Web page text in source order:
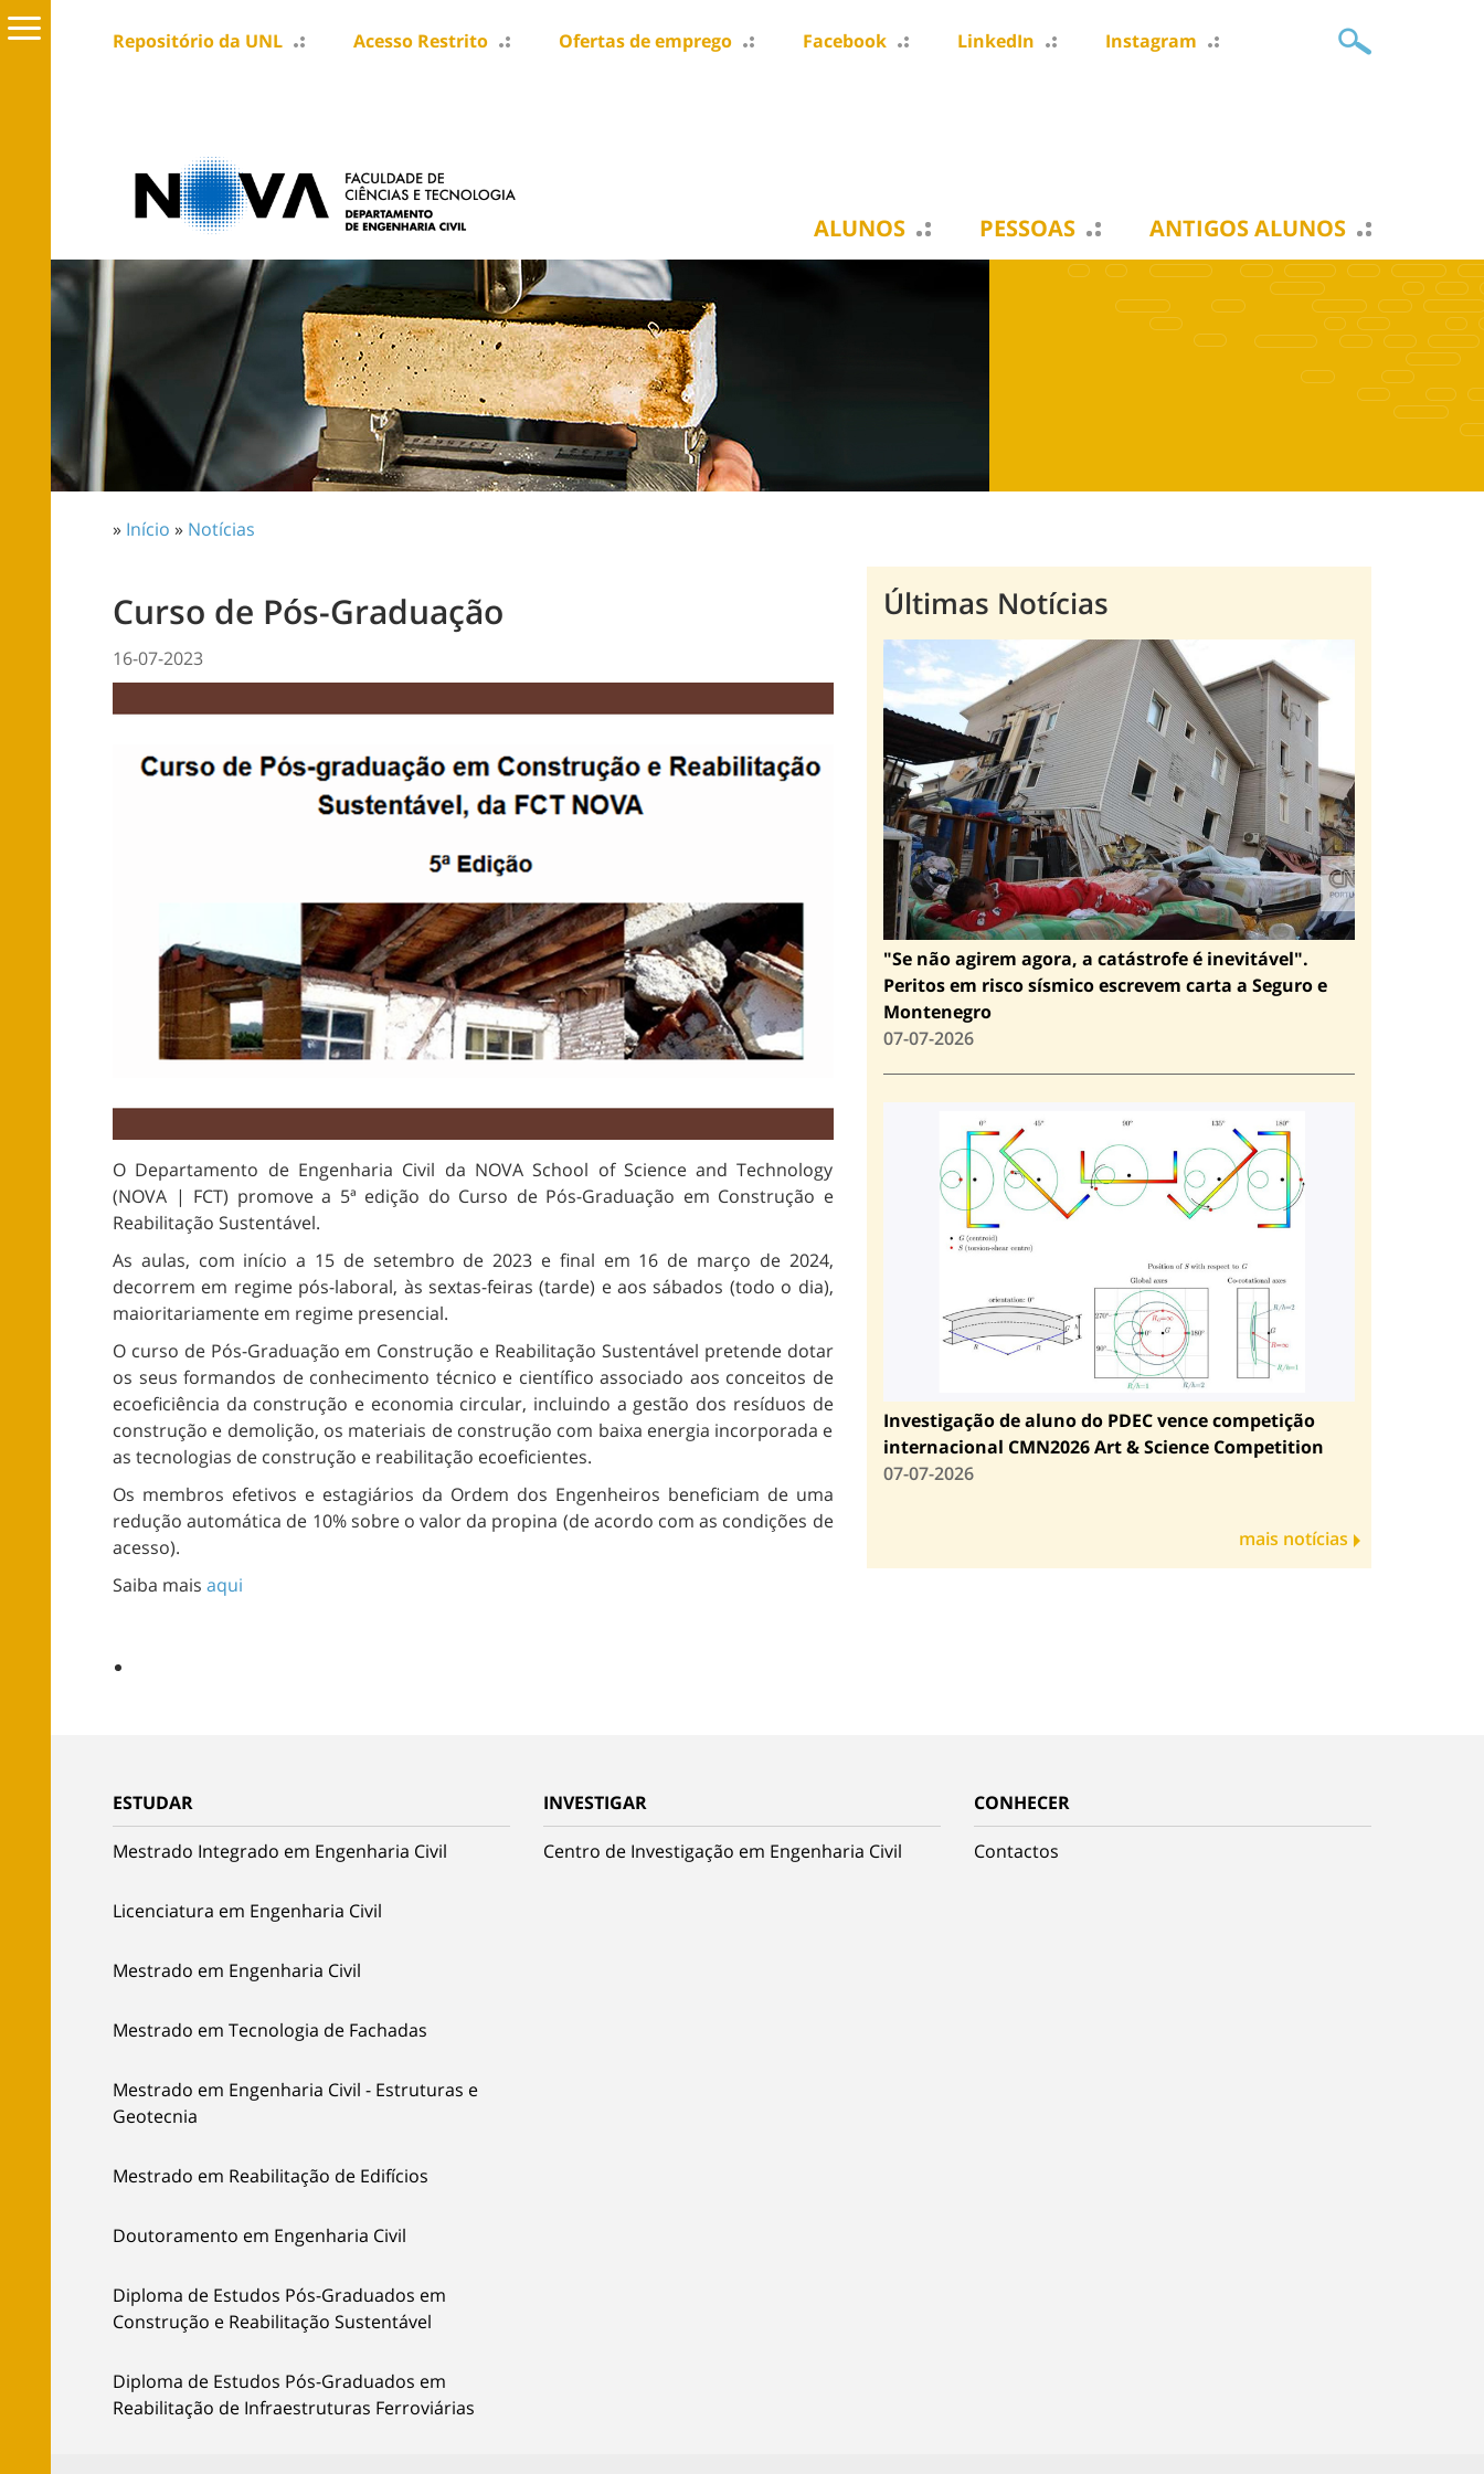
Repositório da UNL Acesso Restrito Ofertas de emprego Facebook LinkedIn Instagram
ALUNOS PESSOAS ANTIGOS ALUNOS
» Início » Notícias
Curso de Pós-Graduação
16-07-2023
O Departamento de Engenharia Civil da NOVA School of Science and Technology
(NOVA | FCT) promove a 5ª edição do Curso de Pós-Graduação em Construção e
Reabilitação Sustentável.
As aulas, com início a 15 de setembro de 2023 e final em 16 de março de 2024,
decorrem em regime pós-laboral, às sextas-feiras (tarde) e aos sábados (todo o dia),
maioritariamente em regime presencial.
O curso de Pós-Graduação em Construção e Reabilitação Sustentável pretende dotar
os seus formandos de conhecimento técnico e científico associado aos conceitos de
ecoeficiência da construção e economia circular, incluindo a gestão dos resíduos de
construção e demolição, os materiais de construção com baixa energia incorporada e
as tecnologias de construção e reabilitação ecoeficientes.
Os membros efetivos e estagiários da Ordem dos Engenheiros beneficiam de uma
redução automática de 10% sobre o valor da propina (de acordo com as condições de
acesso).
Saiba mais aqui
Últimas Notícias
"Se não agirem agora, a catástrofe é inevitável".
Peritos em risco sísmico escrevem carta a Seguro e
Montenegro
07-07-2026
Investigação de aluno do PDEC vence competição
internacional CMN2026 Art & Science Competition
07-07-2026
mais notícias
ESTUDAR
Mestrado Integrado em Engenharia Civil
Licenciatura em Engenharia Civil
Mestrado em Engenharia Civil
Mestrado em Tecnologia de Fachadas
Mestrado em Engenharia Civil - Estruturas e
Geotecnia
Mestrado em Reabilitação de Edifícios
Doutoramento em Engenharia Civil
Diploma de Estudos Pós-Graduados em
Construção e Reabilitação Sustentável
Diploma de Estudos Pós-Graduados em
Reabilitação de Infraestruturas Ferroviárias
INVESTIGAR
Centro de Investigação em Engenharia Civil
CONHECER
Contactos